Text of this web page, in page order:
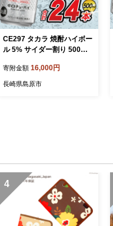
CE297 タカラ 焼酎ハイボー
ル 5% サイダー割り 500ml
焼酎 酎ハイ チューハイ ハ
イボール サイダー ソーダ
寄附金額 16,000円
長崎県島原市
4